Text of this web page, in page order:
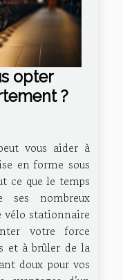
opter
?
vous aider à
en forme sous
ce que le temps
ses nombreux
vélo stationnaire
votre force
et à brûler de la
doux pour vos